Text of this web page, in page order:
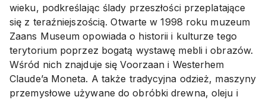
wieku, podkreślając ślady przeszłości przeplatające
się z teraźniejszością. Otwarte w 1998 roku muzeum
Zaans Museum opowiada o historii i kulturze tego
terytorium poprzez bogatą wystawę mebli i obrazów.
Wśród nich znajduje się Voorzaan i Westerhem
Claude’a Moneta. A także tradycyjna odzież, maszyny
przemysłowe używane do obróbki drewna, oleju i